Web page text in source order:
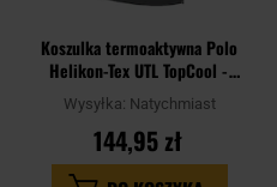
Koszulka termoaktywna Polo
Helikon-Tex UTL TopCool -
Shadow Grey
Wysyłka: Natychmiast
144,95 zł